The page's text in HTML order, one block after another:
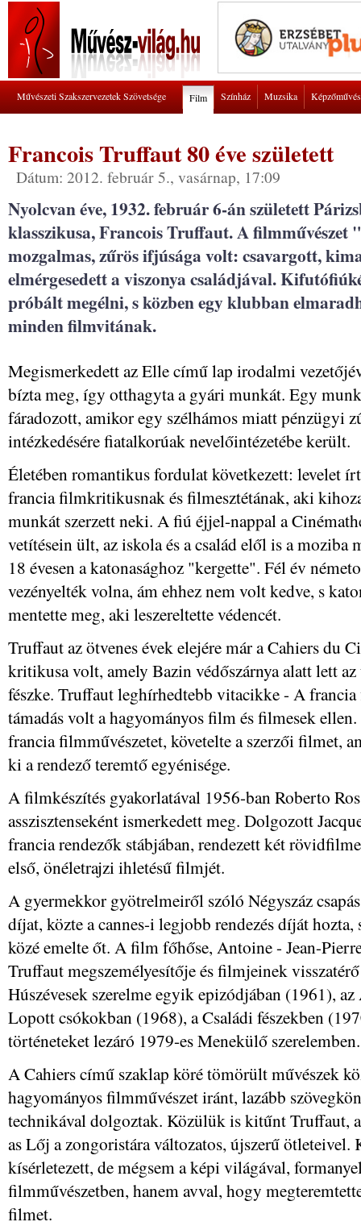
Művészeti Szakszervezetek Szövetsége Film Színház Muzsika
Francois Truffaut 80 éve született
Dátum: 2012. február 5., vasárnap, 17:09
Nyolcvan éve, 1932. február 6-án született
klasszikusa, Francois Truffaut. A filmművészet
mozgalmas, zűrös ifjúsága volt: csavargott,
elmérgesedett a viszonya családjával.
próbált megélni, s közben egy klubban
minden filmvitának.
Megismerkedett az Elle című lap irodalmi
bízta meg, így otthagyta a gyári munkát. Egy
fáradozott, amikor egy szélhámos miatt pénzügyi
intézkedésére fiatalkorúak nevelőintézetébe került.
Életében romantikus fordulat következett: levelet
francia filmkritikusnak és filmesztétának, aki
munkát szerzett neki. A fiú éjjel-nappal a
vetítésein ült, az iskola és a család elől is a moziba
18 évesen a katonasághoz "kergette". Fél év
vezényelték volna, ám ehhez nem volt kedve, s
mentette meg, aki leszereltette védencét.
Truffaut az ötvenes évek elejére már a Cahiers du
kritikusa volt, amely Bazin védőszárnya alatt lett
fészke. Truffaut leghírhedtebb vitacikke - A
támadás volt a hagyományos film és filmesek
francia filmművészetet, követelte a szerzői filmet,
ki a rendező teremtő egyénisége.
A filmkészítés gyakorlatával 1956-ban Roberto
asszisztenseként ismerkedett meg. Dolgozott
francia rendezők stábjában, rendezett két
első, önéletrajzi ihletésű filmjét.
A gyermekkor gyötrelmeiről szóló Négyszáz
díjat, közte a cannes-i legjobb rendezés díját
közé emelte őt. A film főhőse, Antoine - Jean-
Truffaut megszemélyesítője és filmjeinek
Húszévesek szerelme egyik epizódjában (1961),
Lopott csókokban (1968), a Családi fészekben
történeteket lezáró 1979-es Menekülő szerelemben.
A Cahiers című szaklap köré tömörült művészek
hagyományos filmművészet iránt, lazább
technikával dolgoztak. Közülük is kitűnt Truffaut, a
as Lőj a zongoristára változatos, újszerű
kísérletezett, de mégsem a képi világával,
filmművészetben, hanem avval, hogy
filmet.